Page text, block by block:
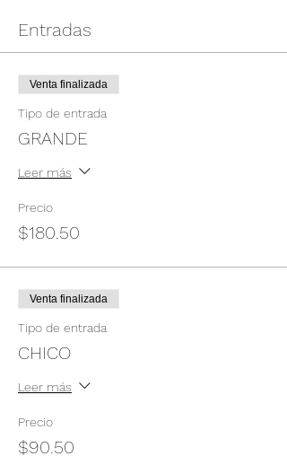
Entradas
Venta finalizada
Tipo de entrada
GRANDE
Leer más
Precio
$180.50
Venta finalizada
Tipo de entrada
CHICO
Leer más
Precio
$90.50